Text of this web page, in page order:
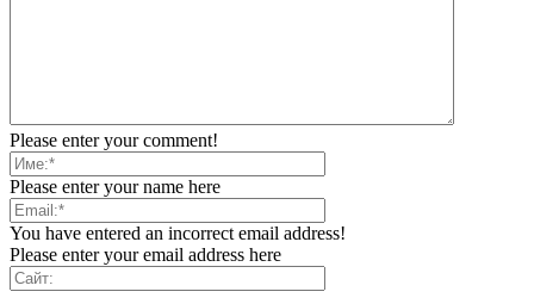
Please enter your comment!
Please enter your name here
You have entered an incorrect email address!
Please enter your email address here